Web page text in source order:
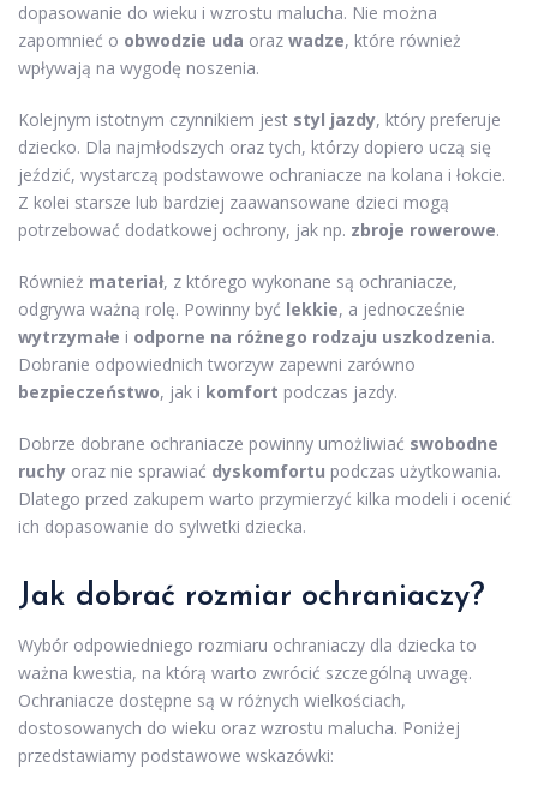
dopasowanie do wieku i wzrostu malucha. Nie można
zapomnieć o obwodzie uda oraz wadze, które również
wpływają na wygodę noszenia.
Kolejnym istotnym czynnikiem jest styl jazdy, który preferuje
dziecko. Dla najmłodszych oraz tych, którzy dopiero uczą się
jeździć, wystarczą podstawowe ochraniacze na kolana i łokcie.
Z kolei starsze lub bardziej zaawansowane dzieci mogą
potrzebować dodatkowej ochrony, jak np. zbroje rowerowe.
Również materiał, z którego wykonane są ochraniacze,
odgrywa ważną rolę. Powinny być lekkie, a jednocześnie
wytrzymałe i odporne na różnego rodzaju uszkodzenia.
Dobranie odpowiednich tworzyw zapewni zarówno
bezpieczeństwo, jak i komfort podczas jazdy.
Dobrze dobrane ochraniacze powinny umożliwiać swobodne
ruchy oraz nie sprawiać dyskomfortu podczas użytkowania.
Dlatego przed zakupem warto przymierzyć kilka modeli i ocenić
ich dopasowanie do sylwetki dziecka.
Jak dobrać rozmiar ochraniaczy?
Wybór odpowiedniego rozmiaru ochraniaczy dla dziecka to
ważna kwestia, na którą warto zwrócić szczególną uwagę.
Ochraniacze dostępne są w różnych wielkościach,
dostosowanych do wieku oraz wzrostu malucha. Poniżej
przedstawiamy podstawowe wskazówki: